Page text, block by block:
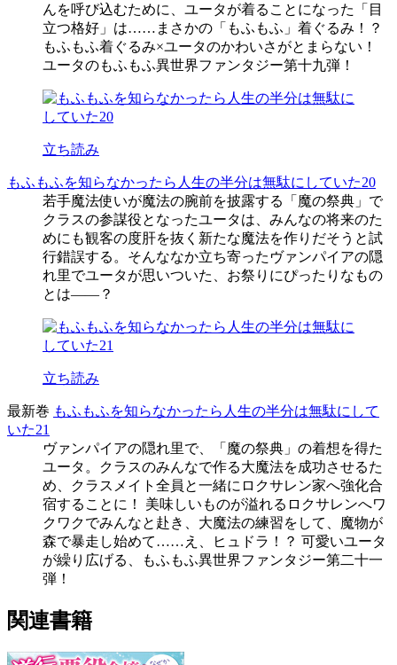
んを呼び込むために、ユータが着ることになった「目
立つ格好」は……まさかの「もふもふ」着ぐるみ！？
もふもふ着ぐるみ×ユータのかわいさがとまらない！
ユータのもふもふ異世界ファンタジー第十九弾！
立ち読み
もふもふを知らなかったら人生の半分は無駄にしていた20
若手魔法使いが魔法の腕前を披露する「魔の祭典」で
クラスの参謀役となったユータは、みんなの将来のた
めにも観客の度肝を抜く新たな魔法を作りだそうと試
行錯誤する。そんななか立ち寄ったヴァンパイアの隠
れ里でユータが思いついた、お祭りにぴったりなもの
とは――？
立ち読み
最新巻 もふもふを知らなかったら人生の半分は無駄にして
いた21
ヴァンパイアの隠れ里で、「魔の祭典」の着想を得た
ユータ。クラスのみんなで作る大魔法を成功させるた
め、クラスメイト全員と一緒にロクサレン家へ強化合
宿することに！ 美味しいものが溢れるロクサレンへワ
クワクでみんなと赴き、大魔法の練習をして、魔物が
森で暴走し始めて……え、ヒュドラ！？ 可愛いユータ
が繰り広げる、もふもふ異世界ファンタジー第二十一
弾！
関連書籍